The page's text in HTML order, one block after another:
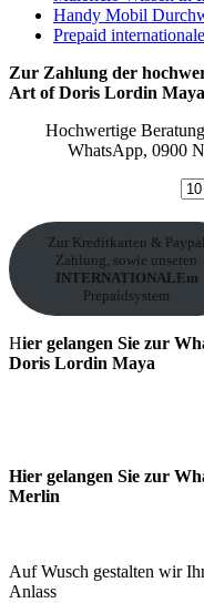
Handy Mobil
Prepaid
Zur Zahlung der
Art of Doris Lordin
Hochwertige
WhatsApp, 0900
Zur Kreditkarten & Paypal
Zahlung, sowie unseren
INTERNATIONALEm
Prepaidsystem
Hier gelangen Sie zur
Doris Lordin Maya
Hier gelangen Sie zur
Merlin
Auf Wusch gestalten wir
Anlass